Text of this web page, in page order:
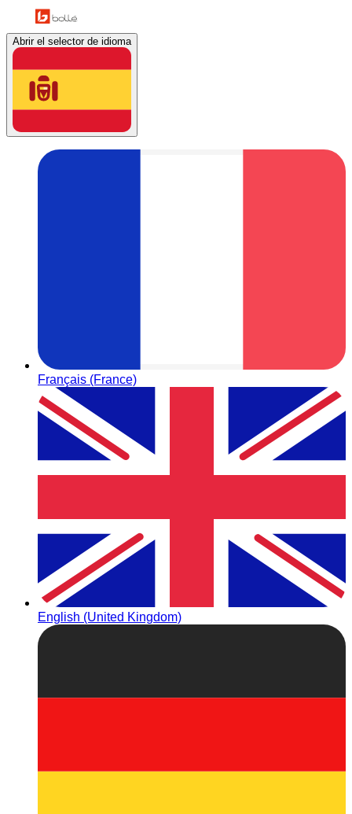
Abrir el selector de idioma
Français (France)
English (United Kingdom)